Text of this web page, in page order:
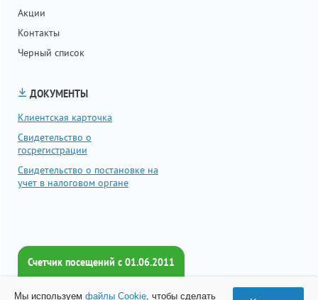
Акции
Контакты
Черный список
ДОКУМЕНТЫ
Клиентская карточка
Свидетельство о
госрегистрации
Свидетельство о постановке на
учет в налоговом органе
Счетчик посещений c 01.06.2011
Всего посетителей:
Мы используем файлы Cookie, чтобы сделать